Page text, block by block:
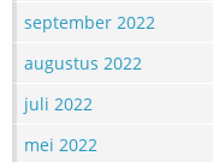
september 2022
augustus 2022
juli 2022
mei 2022